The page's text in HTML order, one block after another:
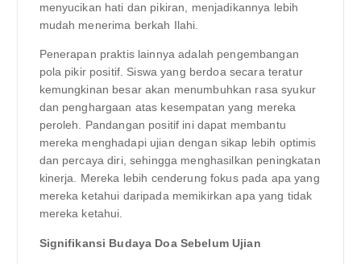
menyucikan hati dan pikiran, menjadikannya lebih
mudah menerima berkah Ilahi.
Penerapan praktis lainnya adalah pengembangan
pola pikir positif. Siswa yang berdoa secara teratur
kemungkinan besar akan menumbuhkan rasa syukur
dan penghargaan atas kesempatan yang mereka
peroleh. Pandangan positif ini dapat membantu
mereka menghadapi ujian dengan sikap lebih optimis
dan percaya diri, sehingga menghasilkan peningkatan
kinerja. Mereka lebih cenderung fokus pada apa yang
mereka ketahui daripada memikirkan apa yang tidak
mereka ketahui.
Signifikansi Budaya Doa Sebelum Ujian